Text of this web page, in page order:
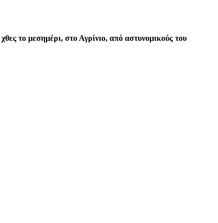
χθες το μεσημέρι, στο Αγρίνιο, από αστυνομικούς του